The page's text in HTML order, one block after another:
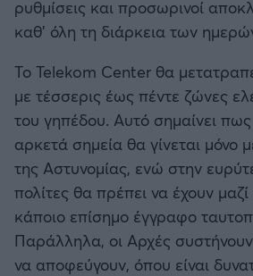
ρυθμίσεις και προσωρινοί
καθ’ όλη τη διάρκεια των
Το Telekom Center θα
με τέσσερις έως πέντε ζώνες
του γηπέδου. Αυτό σημαίνει
αρκετά σημεία θα γίνεται μόνο
της Αστυνομίας, ενώ στην
πολίτες θα πρέπει να έχουν
κάποιο επίσημο έγγραφο
Παράλληλα, οι Αρχές
να αποφεύγουν, όπου είναι